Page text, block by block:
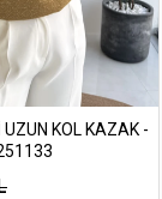
KOL KAZAK -